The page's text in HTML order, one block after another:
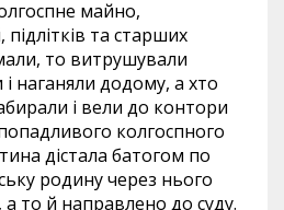
майно,
та старших
то витрушували
наганяли додому, а хто
і вели до контори
колгоспного
дістала батогом по
родину через нього
то й направлено до суду.